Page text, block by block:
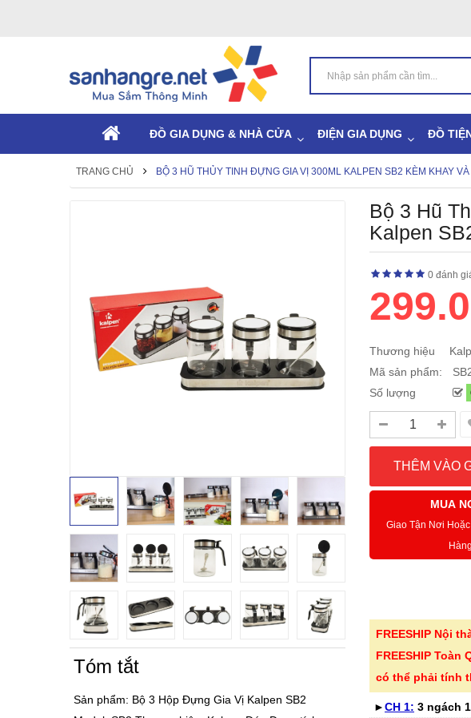
ĐỒ GIA DỤNG & NHÀ CỬA ĐIỆN GIA DỤNG ĐỒ
TRANG CHỦ BỘ 3 HŨ THỦY TINH ĐỰNG GIA VỊ 300ML KALPEN SB2 KÈM KHAY
Tóm tắt
Sản phẩm: Bộ 3 Hộp Đựng Gia Vị Kalpen SB2
Bộ 3 Hũ
Kalpen
0 đánh
Thương hiệu
Mã sản phẩm:
Số lượng
MUA
Giao Tận Nơi
Hàng
FREESHIP Nội
FREESHIP
có thể phải tính
►CH 1: 3 ngách
Sale Mừng Đại Lễ
2026 Siêu giảm tới
SANHANGRECăn cứ
-41%
Bộ 6